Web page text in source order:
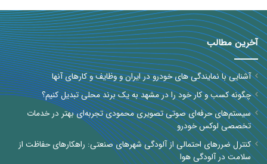
آخرین مطالب
آشنایی با نمایندگی های خودرو در ایران و وظایف و کارهای آنها
چگونه کسب و کار خود را در مشهد به یک برند محلی تبدیل کنیم؟
سیستم‌های حرفه‌ای صوتی تصویری محمودی تجربه‌ای بهتر در خدمات
تخصصی لوکس خودرو
کنترل ضررهای احتمالی از آلودگی شهرهای صنعتی: راهکارهای حفاظت از
سلامت در آلودگی هوا